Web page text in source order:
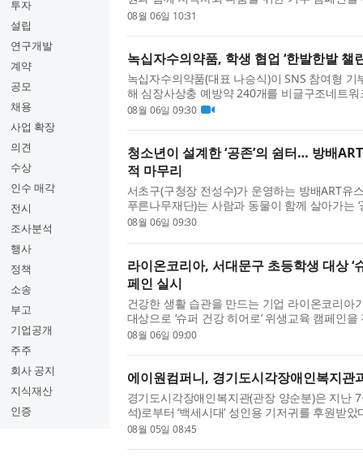
투자
설립
연구개발
계약
공모
채용
사업 확장
의견
수상
인수 매각
전시
조사분석
행사
정책
소송
부고
기업공개
주주
회사 공지
지식재산
인증
청에서 공식 물품 기탁식을 진행했다고 밝혔다
08월 06일 10:31
녹십자수의약품, 학생 협업 ‘한발한발 챌
녹십자수의약품(대표 나승식)이 SNS 참여형 기
해 심장사상충 예방약 240개를 비글구조네트
다. ‘한발한발 챌린지’는 페이스튼국제학교 학생
08월 06일 09:30
청소년이 설계한 ‘공존’의 쉼터… 방배
적 마무리
서초구(구청장 전성수)가 운영하는 방배ART유
푸른나무재단)는 사람과 동물이 함께 살아가는
술 사회공헌 프로젝트 ‘뚝딱공작소’를 성공적으
08월 06일 09:30
라이온코리아, 서대문구 초등학생 대상 ‘
페인 실시
건강한 생활 습관을 만드는 기업 라이온코리아
대상으로 ‘슈퍼 건강 히어로’ 위생교육 캠페인
맞아 기획한 이번 프로그램은 라이온코리아와
08월 06일 09:00
에이원컴퍼니, 경기도시각장애인복지관
경기도시각장애인복지관(관장 양순분)은 지난
석)로부터 ‘백세시대’ 성인용 기저귀를 후원받
컴퍼니와 경기도시각장애인복지관이 함께하
08월 05일 08:45